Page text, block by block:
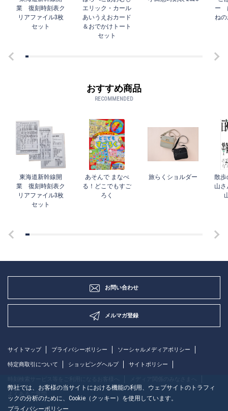
業 復刻時刻表ク
リアファイル3枚
セット
エリック・カール
あいうえおカード
＆おでかけトート
セット
ー
ね
おすすめ商品
RECOMMENDED
東海道新幹線開
業 復刻時刻表ク
リアファイル3枚
セット
あそんで まなべ
る！どこでもすご
ろく
旅らくショルダー
散歩
山さ
お問い合わせ
メルマガ登録
サイトマップ プライバシーポリシー ソーシャルメディアポリシー
特定商取引について ショッピングヘルプ サイトポリシー
よくあるご質問
弊社では、お客様の当サイトにおける機能の利用、ウェブサイトのトラフィ
ックの分析のために、Cookie（クッキー）を使用しています。
プライバシーポリシー